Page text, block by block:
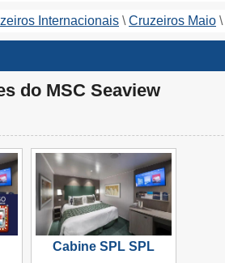
Internacionais Cruzeiros Maio
do MSC Seaview
Cabine SPL SPL